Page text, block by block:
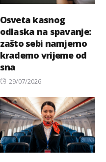
Osveta kasnog
odlaska na spavanje:
zašto sebi namjerno
krademo vrijeme od
sna
Posted
29/07/2026